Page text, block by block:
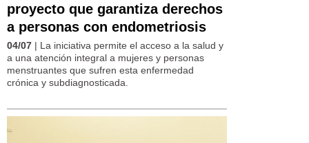
proyecto que garantiza derechos
a personas con endometriosis
04/07 | La iniciativa permite el acceso a la salud y
a una atención integral a mujeres y personas
menstruantes que sufren esta enfermedad
crónica y subdiagnosticada.